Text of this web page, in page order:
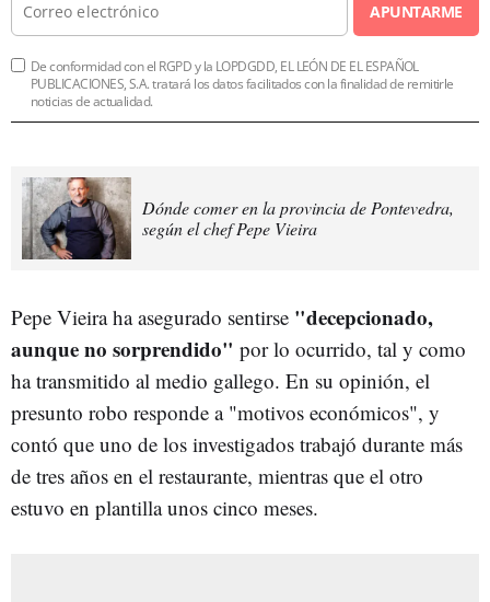
APUNTARME
De conformidad con el RGPD y la LOPDGDD, EL LEÓN DE EL ESPAÑOL
PUBLICACIONES, S.A. tratará los datos facilitados con la finalidad de remitirle
noticias de actualidad.
Dónde comer en la provincia de Pontevedra,
según el chef Pepe Vieira
Pepe Vieira ha asegurado sentirse "decepcionado,
aunque no sorprendido" por lo ocurrido, tal y como
ha transmitido al medio gallego. En su opinión, el
presunto robo responde a "motivos económicos", y
contó que uno de los investigados trabajó durante más
de tres años en el restaurante, mientras que el otro
estuvo en plantilla unos cinco meses.